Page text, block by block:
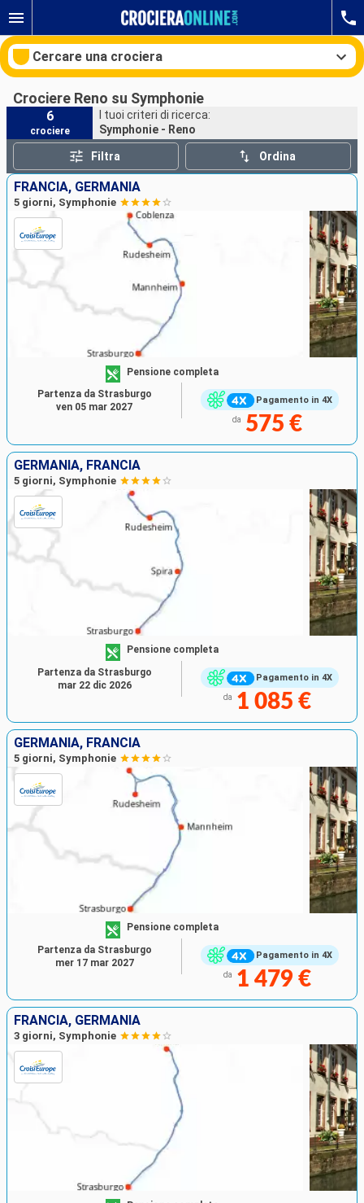
Cercare una crociera
Le nostre destinazioni
Mesi di partenza
Porti
Ricerca
Crociere Reno su Symphonie
6
crociere
I tuoi criteri di ricerca:
Symphonie - Reno
Filtra Ordina
FRANCIA, GERMANIA
5 giorni, Symphonie
Pagamento in 4X
Pensione completa
da 575 €
Partenza da Strasburgo
ven 05 mar 2027
GERMANIA, FRANCIA
5 giorni, Symphonie
Pagamento in 4X
Pensione completa
da 1 085 €
Partenza da Strasburgo
mar 22 dic 2026
GERMANIA, FRANCIA
5 giorni, Symphonie
Pagamento in 4X
Pensione completa
da 1 479 €
Partenza da Strasburgo
mer 17 mar 2027
FRANCIA, GERMANIA
3 giorni, Symphonie